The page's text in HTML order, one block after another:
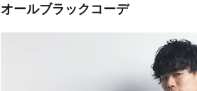
オールブラックコーデ